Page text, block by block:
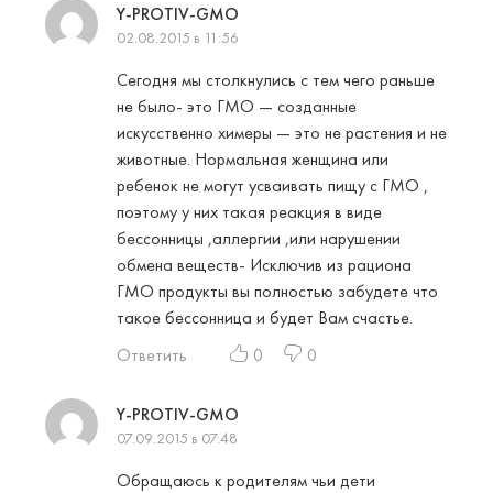
Y-PROTIV-GMO
02.08.2015 в 11:56
Сегодня мы столкнулись с тем чего раньше
не было- это ГМО — созданные
искусственно химеры — это не растения и не
животные. Нормальная женщина или
ребенок не могут усваивать пищу с ГМО ,
поэтому у них такая реакция в виде
бессонницы ,аллергии ,или нарушении
обмена веществ- Исключив из рациона
ГМО продукты вы полностью забудете что
такое бессонница и будет Вам счастье.
Ответить
0 0
Y-PROTIV-GMO
07.09.2015 в 07:48
Обращаюсь к родителям чьи дети